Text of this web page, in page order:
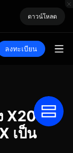
ดาวน์โหลด
ลงทะเบียน
X20
เป็น